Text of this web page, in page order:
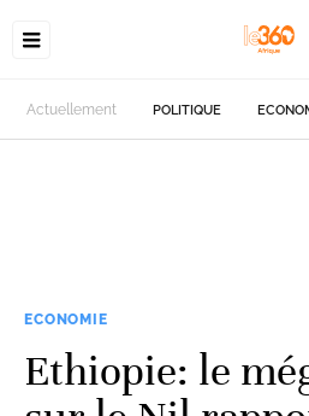
Actuellement POLITIQUE
ECONOMIE
Ethiopie: le